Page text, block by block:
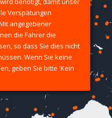
Verspätungen
angegebener
die Fahrer die
so dass Sie dies nicht
Wenn Sie keine
geben Sie bitte 'Kein